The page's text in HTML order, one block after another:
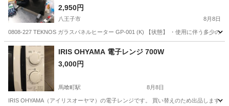
2,950円
八王子市 8月8日
0808-227 TEKNOS ガラスパネルヒーター GP-001 (K) 【状態】 ・使用に伴う多少の
東京 八王子市 季節、空調家電
IRIS OHYAMA 電子レンジ 700W
3,000円
馬喰町駅 8月8日
IRIS OHYAMA（アイリスオーヤマ）の電子レンジです。 買い替えのため出品します